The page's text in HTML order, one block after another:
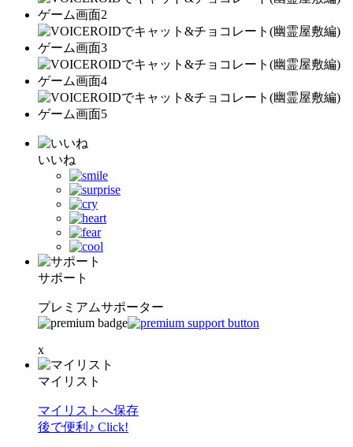
いいね
サポート
プレミアムサポーター
x
マイリスト
マイリストへ保存
後で便利♪ Click!